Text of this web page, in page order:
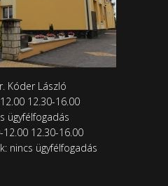
Kóder László
12.30-16.00
ügyfélfogadás
12.00 12.30-16.00
nincs ügyfélfogadás